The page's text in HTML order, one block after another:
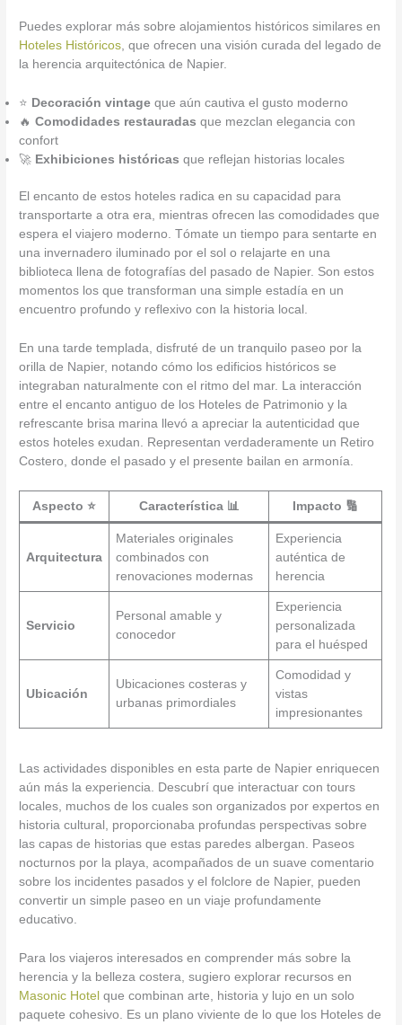
Puedes explorar más sobre alojamientos históricos similares en
Hoteles Históricos , que ofrecen una visión curada del legado de
la herencia arquitectónica de Napier.
⭐ Decoración vintage que aún cautiva el gusto moderno
🔥Comodidades restauradas que mezclan elegancia con
confort
🚀 Exhibiciones históricas que reflejan historias locales
El encanto de estos hoteles radica en su capacidad para
transportarte a otra era, mientras ofrecen las comodidades que
espera el viajero moderno. Tómate un tiempo para sentarte en
una invernadero iluminado por el sol o relajarte en una
biblioteca llena de fotografías del pasado de Napier. Son estos
momentos los que transforman una simple estadía en un
encuentro profundo y reflexivo con la historia local.
En una tarde templada, disfruté de un tranquilo paseo por la
orilla de Napier, notando cómo los edificios históricos se
integraban naturalmente con el ritmo del mar. La interacción
entre el encanto antiguo de los Hoteles de Patrimonio y la
refrescante brisa marina llevó a apreciar la autenticidad que
estos hoteles exudan. Representan verdaderamente un Retiro
Costero, donde el pasado y el presente bailan en armonía.
Aspecto ⭐ Característica 📊 Impacto 🔢
Arquitectura
Materiales originales
combinados con
renovaciones modernas
Experiencia
auténtica de
herencia
Servicio
Personal amable y
conocedor
Experiencia
personalizada
para el huésped
Ubicación
Ubicaciones costeras y
urbanas primordiales
Comodidad y
vistas
impresionantes
Las actividades disponibles en esta parte de Napier enriquecen
aún más la experiencia. Descubrí que interactuar con tours
locales, muchos de los cuales son organizados por expertos en
historia cultural, proporcionaba profundas perspectivas sobre
las capas de historias que estas paredes albergan. Paseos
nocturnos por la playa, acompañados de un suave comentario
sobre los incidentes pasados y el folclore de Napier, pueden
convertir un simple paseo en un viaje profundamente
educativo.
Para los viajeros interesados en comprender más sobre la
herencia y la belleza costera, sugiero explorar recursos en
Masonic Hotel que combinan arte, historia y lujo en un solo
paquete cohesivo. Es un plano viviente de lo que los Hoteles de